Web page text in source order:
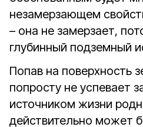
незамерзающем
– она не замерзает,
глубинный подземный
Попав на поверхность
попросту не успевает
источником жизни
действительно может